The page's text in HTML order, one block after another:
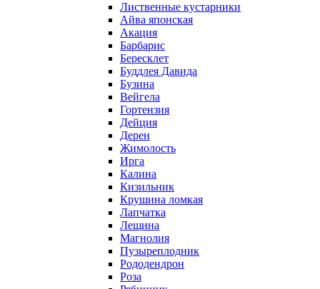
Лиственные кустарники
Айва японская
Акация
Барбарис
Бересклет
Буддлея Давида
Бузина
Вейгела
Гортензия
Дейция
Дерен
Жимолость
Ирга
Калина
Кизильник
Крушина ломкая
Лапчатка
Лещина
Магнолия
Пузыреплодник
Рододендрон
Роза